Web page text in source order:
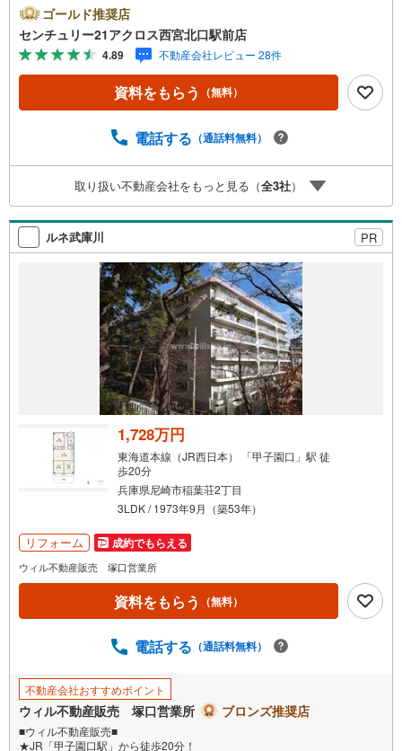
南東向きバルコニー付きで陽当たり通風眺望良好です♪メ
ゾネットタイプの4LDKで部屋数も多く、ご家族の多い方に
もおすすめです。令和8年5月室内リフォーム済みです♪○セ
ンチュリー21アクロスグループの3つの特徴○■センチュリ
ー21グループで28年連続No.1（1997年～2024年兵庫地区仲
介実績） 西宮・尼崎・伊丹・宝塚にて8店舗展開中。阪神
ッズスペースがございます。 8店舗すべて駅前にございま
安心ください。■取り扱い物件多数ございます。 地域密着
の当店では2000万円台の新築戸建や、1000万円台の中古マ
ンションを始め多数物件を取り扱っています。Yahoo！不
動産に掲載しきれない物件もご紹介できます。
ゴールド推奨店
センチュリー21アクロス西宮北口駅前店
4.89 不動産会社レビュー 28件
資料をもらう （無料）
電話する （通話料無料）
取り扱い不動産会社をもっと見る（全3社）
ルネ武庫川 PR
1,728万円
東海道本線（JR西日本） 「甲子園口」駅 徒
歩20分
兵庫県尼崎市稲葉荘2丁目
3LDK / 1973年9月（築53年）
リフォーム 成約でもらえる
ウィル不動産販売 塚口営業所
資料をもらう （無料）
電話する （通話料無料）
不動産会社おすすめポイント
ウィル不動産販売 塚口営業所 ブロンズ推奨店
■ウィル不動産販売■
★JR「甲子園口駅」から徒歩20分！